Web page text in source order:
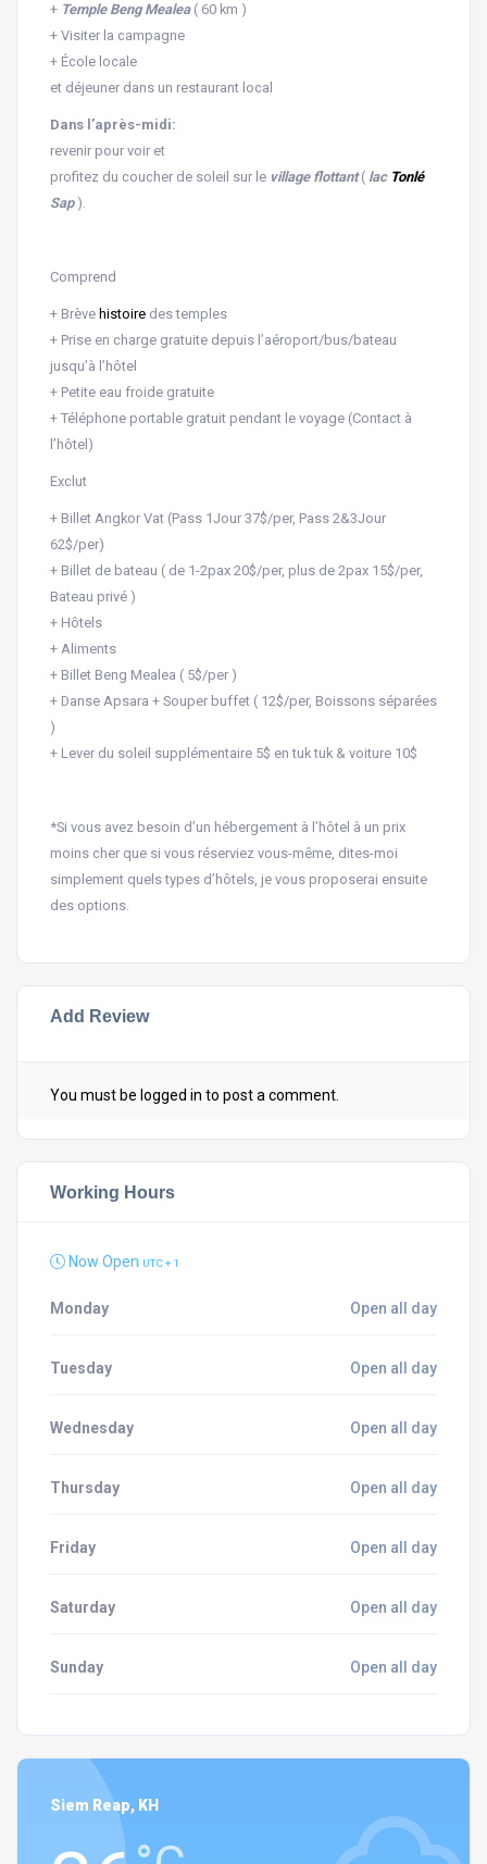
+ Temple Beng Mealea( 60 km )
+ Visiter la campagne
+ École locale
et déjeuner dans un restaurant local
Dans l’après-midi:
revenir pour voir et
profitez du coucher de soleil sur le village flottant( lac Tonlé
Sap).
Comprend
+ Brève histoire des temples
+ Prise en charge gratuite depuis l’aéroport/bus/bateau
jusqu’à l’hôtel
+ Petite eau froide gratuite
+ Téléphone portable gratuit pendant le voyage (Contact à
l’hôtel)
Exclut
+ Billet Angkor Vat (Pass 1Jour 37$/per, Pass 2&3Jour
62$/per)
+ Billet de bateau ( de 1-2pax 20$/per, plus de 2pax 15$/per,
Bateau privé )
+ Hôtels
+ Aliments
+ Billet Beng Mealea ( 5$/per )
+ Danse Apsara + Souper buffet ( 12$/per, Boissons séparées
)
+ Lever du soleil supplémentaire 5$ en tuk tuk & voiture 10$
*Si vous avez besoin d’un hébergement à l’hôtel à un prix
moins cher que si vous réserviez vous-même, dites-moi
simplement quels types d’hôtels, je vous proposerai ensuite
des options.
Add Review
You must be logged in to post a comment.
Working Hours
Now Open UTC + 1
Monday Open all day
Tuesday Open all day
Wednesday Open all day
Thursday Open all day
Friday Open all day
Saturday Open all day
Sunday Open all day
Siem Reap, KH